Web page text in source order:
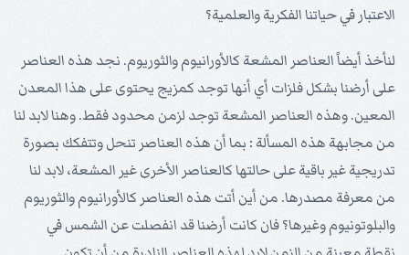
الاعتبار في حياتنا الفكرية والعلمية؟
لنأخذ أيضاً العناصر المشعة كالأورانيوم والثوريوم. نجد هذه العناصر
على أرضنا بشكل فلزات أي أنها توجد كمزيج يحتوى على هذا المعدن
المعين. وهذه العناصر المشعة توجد لزمن محدود فقط. وهنا لابد لنا
من مجابهة هذه المسألة : بما أن هذه العناصر تنحل وتتفكك بصورة
تدريجية غير باقية على حالتها كالعناصر الأخرى غير المشعة، لابد لنا
من معرفة مصدرها. من أين أتت هذه العناصر كالأورانيوم والثوريوم
والبلوتونيوم وغيرها؟ فان كانت أرضنا قد انفصلت عن الشمس في